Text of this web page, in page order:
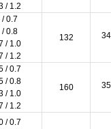
/ 1.2
/ 0.7
/ 0.8
/ 1.0
/ 1.2
132
/ 0.7
/ 0.8
/ 1.0
/ 1.2
160
/ 0.7